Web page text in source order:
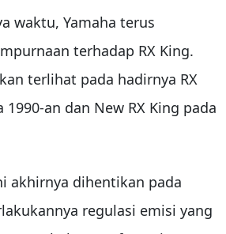
waktu, Yamaha terus
terhadap RX King.
terlihat pada hadirnya RX
an dan New RX King pada
akhirnya dihentikan pada
regulasi emisi yang